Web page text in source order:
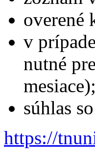
overené
v
nutné
mesiace);
súhlas
https://